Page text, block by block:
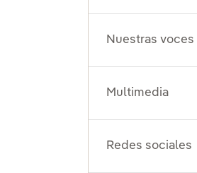
Nuestras voces
Multimedia
Redes sociales